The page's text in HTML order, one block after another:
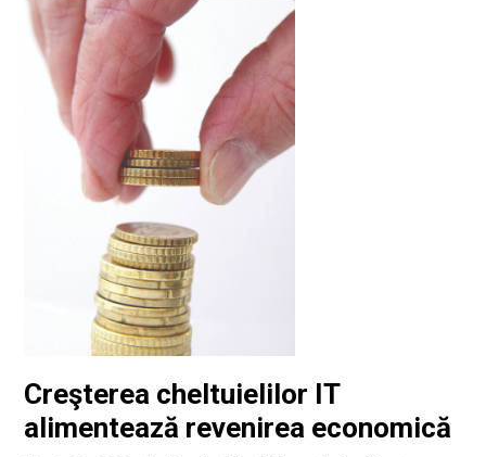
Creşterea cheltuielilor IT
alimentează revenirea economică